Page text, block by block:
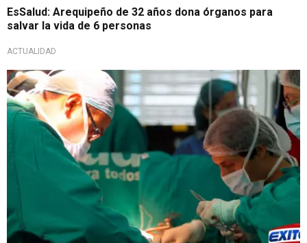
EsSalud: Arequipeño de 32 años dona órganos para
salvar la vida de 6 personas
ACTUALIDAD